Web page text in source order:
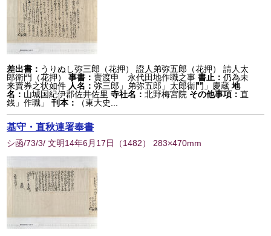
差出書： うりぬし弥三郎（花押） 證人弟弥五郎（花押） 請人太
郎衛門（花押）
事書：賣渡申 永代田地作職之事書止：仍為未
来賣券之状如件 人名：弥三郎」弟弥五郎」太郎衛門」慶蔵 地
名： 山城国紀伊郡佐井佐里 寺社名：北野梅宮院 その他事項：直
銭」作職」刊本： （東大史...
基守・直秋連署奉書
シ函/73/3/ 文明14年6月17日 （1482） 283×470mm